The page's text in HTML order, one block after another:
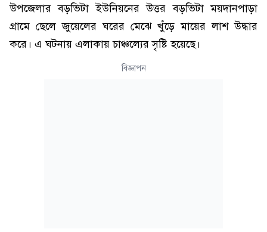
উপজেলার বড়ভিটা ইউনিয়নের উত্তর বড়ভিটা ময়দানপাড়া
গ্রামে ছেলে জুয়েলের ঘরের মেঝে খুঁড়ে মায়ের লাশ উদ্ধার
করে। এ ঘটনায় এলাকায় চাঞ্চল্যের সৃষ্টি হয়েছে।
বিজ্ঞাপন